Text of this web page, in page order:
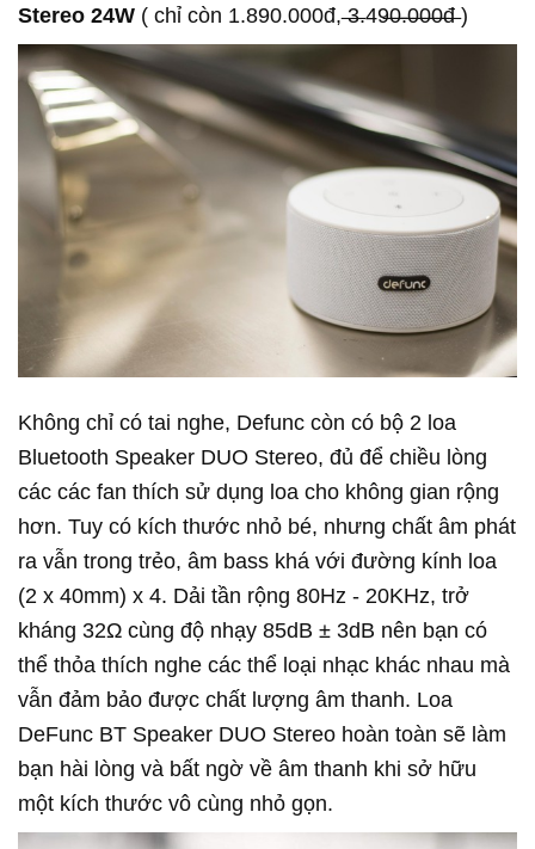
Stereo 24W ( chỉ còn 1.890.000đ, ̶3̶.49̶̶0̶̶.̶̶0̶̶0̶̶0̶̶đ̶ )
Không chỉ có tai nghe, Defunc còn có bộ 2 loa
Bluetooth Speaker DUO Stereo, đủ để chiều lòng
các các fan thích sử dụng loa cho không gian rộng
hơn. Tuy có kích thước nhỏ bé, nhưng chất âm phát
ra vẫn trong trẻo, âm bass khá với đường kính loa
(2 x 40mm) x 4. Dải tần rộng 80Hz - 20KHz, trở
kháng 32Ω cùng độ nhạy 85dB ± 3dB nên bạn có
thể thỏa thích nghe các thể loại nhạc khác nhau mà
vẫn đảm bảo được chất lượng âm thanh. Loa
DeFunc BT Speaker DUO Stereo hoàn toàn sẽ làm
bạn hài lòng và bất ngờ về âm thanh khi sở hữu
một kích thước vô cùng nhỏ gọn.